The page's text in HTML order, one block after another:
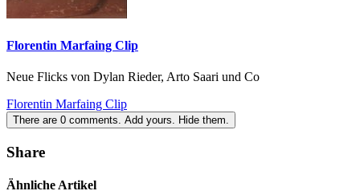
Florentin Marfaing Clip
Neue Flicks von Dylan Rieder, Arto Saari und Co
Florentin Marfaing Clip
There are 0 comments. Add yours. Hide them.
Share
Ähnliche Artikel